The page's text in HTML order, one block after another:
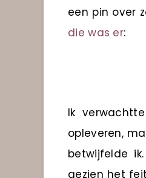
een pin over
die was er:
Ik
opleveren,
betwijfelde
gezien het